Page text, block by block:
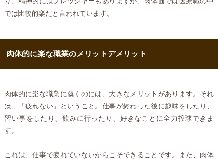
では比較的楽だと言われています。
肉体的に楽な職業のメリットデメリット
肉体的に楽な職業に就くのには、大きなメリットがあります。それ
は、「疲れない」ということ。仕事が終わった後に趣味をしたり、
習い事をしたり、飲みに行ったり、好きなことに全力投球できま
す。
これは、仕事で疲れていないからこそできることです。また、肉体